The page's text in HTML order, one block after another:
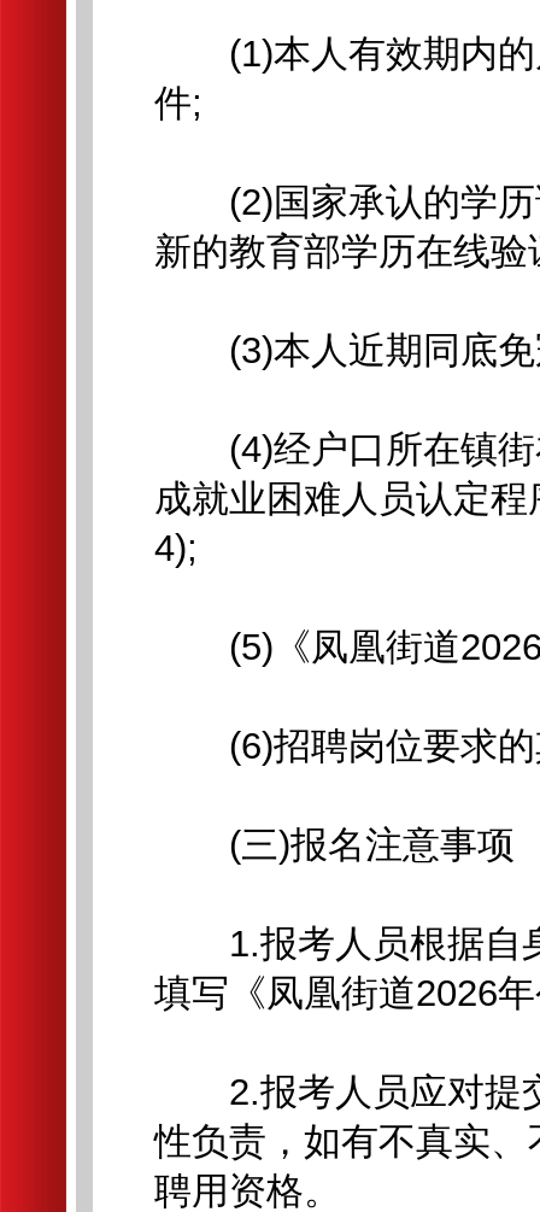
(1)本人有效期内的
件;
(2)国家承认的学历
新的教育部学历在线
(3)本人近期同底免
(4)经户口所在镇街
成就业困难人员认定
4);
(5)《凤凰街道2026
(6)招聘岗位要求的
(三)报名注意事项
1.报考人员根据自
填写《凤凰街道2026
2.报考人员应对提
性负责，如有不真实
聘用资格。